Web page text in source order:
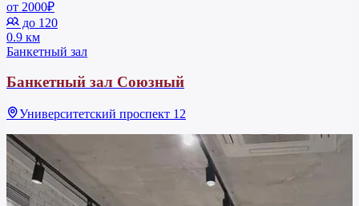
от 2000₽
до 120
0.9 км
Банкетный зал
Банкетный зал Союзный
Университетский проспект 12